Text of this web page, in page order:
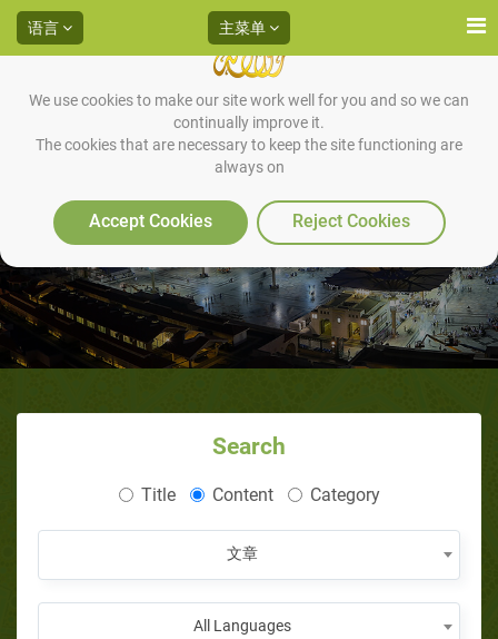
We use cookies to make our site work well for you and so we can
continually improve it.
The cookies that are necessary to keep the site functioning are
always on
Accept Cookies Reject Cookies
语言 主菜单
什么是伊斯兰？（1/4）：伊斯兰
的核心
Search
Title Content Category
文章
All Languages